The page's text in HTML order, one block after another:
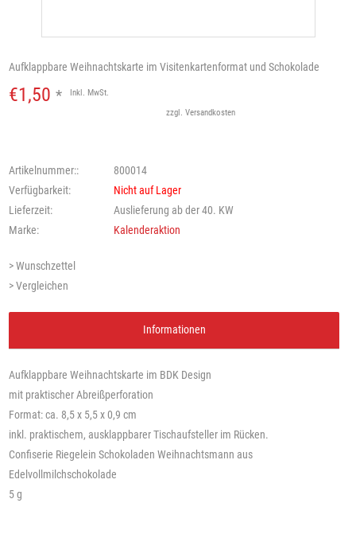
Aufklappbare Weihnachtskarte im Visitenkartenformat und Schokolade
€1,50*
Inkl. MwSt.
zzgl. Versandkosten
Artikelnummer::
800014
Verfügbarkeit:
Nicht auf Lager
Lieferzeit:
Auslieferung ab der 40. KW
Marke:
Kalenderaktion
> Wunschzettel
> Vergleichen
Informationen
Aufklappbare Weihnachtskarte im BDK Design
mit praktischer Abreißperforation
Format: ca. 8,5 x 5,5 x 0,9 cm
inkl. praktischem, ausklappbarer Tischaufsteller im Rücken.
Confiserie Riegelein Schokoladen Weihnachtsmann aus
Edelvollmilchschokolade
5 g